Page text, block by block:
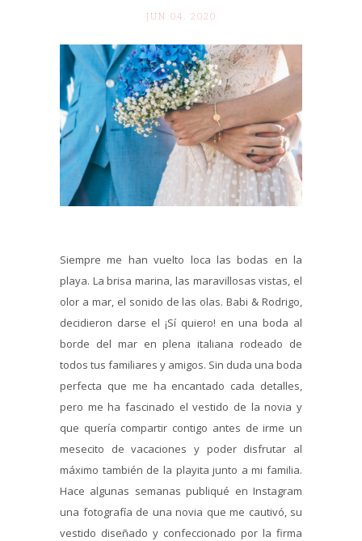
JUN 04. 2020
Siempre me han vuelto loca las bodas en la
playa. La brisa marina, las maravillosas vistas, el
olor a mar, el sonido de las olas. Babi & Rodrigo,
decidieron darse el ¡Sí quiero! en una boda al
borde del mar en plena italiana rodeado de
todos tus familiares y amigos. Sin duda una boda
perfecta que me ha encantado cada detalles,
pero me ha fascinado el vestido de la novia y
que quería compartir contigo antes de irme un
mesecito de vacaciones y poder disfrutar al
máximo también de la playita junto a mi familia.
Hace algunas semanas publiqué en Instagram
una fotografía de una novia que me cautivó, su
vestido diseñado y confeccionado por la firma